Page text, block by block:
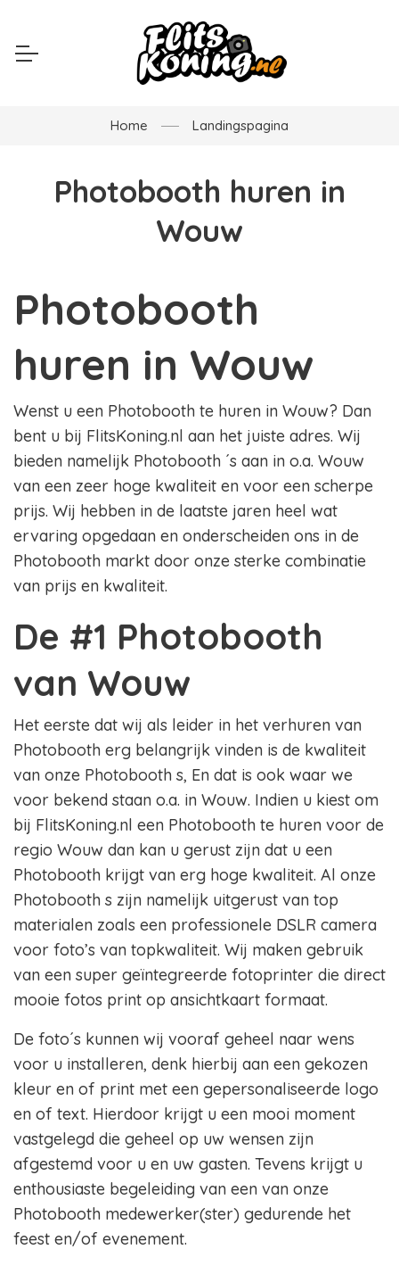
Home Landingspagina
Photobooth huren in
Wouw
Photobooth
huren in Wouw
Wenst u een Photobooth te huren in Wouw? Dan
bent u bij FlitsKoning.nl aan het juiste adres. Wij
bieden namelijk Photobooth ´s aan in o.a. Wouw
van een zeer hoge kwaliteit en voor een scherpe
prijs. Wij hebben in de laatste jaren heel wat
ervaring opgedaan en onderscheiden ons in de
Photobooth markt door onze sterke combinatie
van prijs en kwaliteit.
De #1 Photobooth
van Wouw
Het eerste dat wij als leider in het verhuren van
Photobooth erg belangrijk vinden is de kwaliteit
van onze Photobooth s, En dat is ook waar we
voor bekend staan o.a. in Wouw. Indien u kiest om
bij FlitsKoning.nl een Photobooth te huren voor de
regio Wouw dan kan u gerust zijn dat u een
Photobooth krijgt van erg hoge kwaliteit. Al onze
Photobooth s zijn namelijk uitgerust van top
materialen zoals een professionele DSLR camera
voor foto’s van topkwaliteit. Wij maken gebruik
van een super geïntegreerde fotoprinter die direct
mooie fotos print op ansichtkaart formaat.
De foto´s kunnen wij vooraf geheel naar wens
voor u installeren, denk hierbij aan een gekozen
kleur en of print met een gepersonaliseerde logo
en of text. Hierdoor krijgt u een mooi moment
vastgelegd die geheel op uw wensen zijn
afgestemd voor u en uw gasten. Tevens krijgt u
enthousiaste begeleiding van een van onze
Photobooth medewerker(ster) gedurende het
feest en/of evenement.